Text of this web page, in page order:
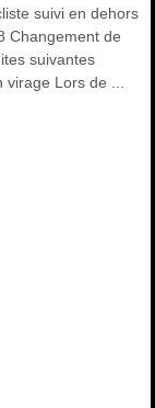
suivi en dehors
Changement de
suivantes
Lors de ...